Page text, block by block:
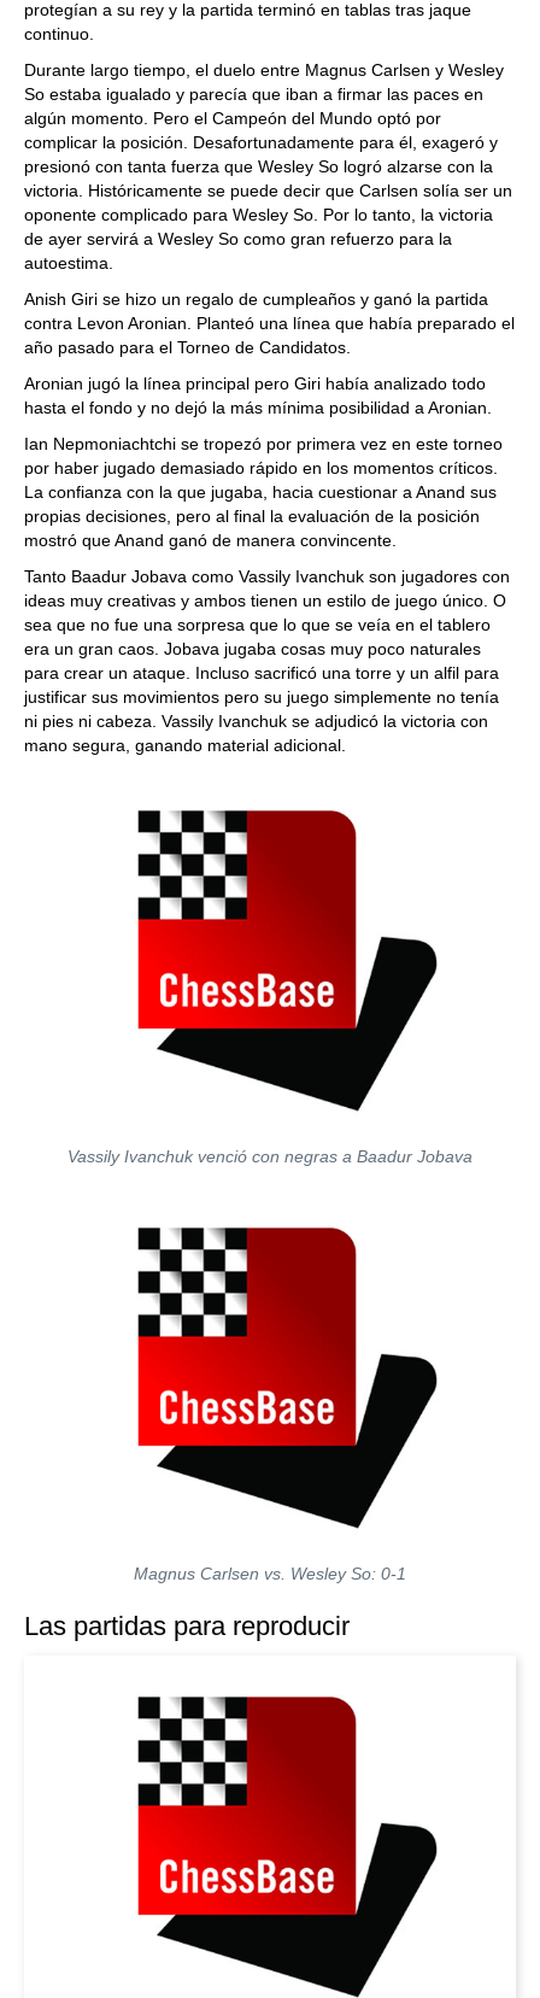
protegían a su rey y la partida terminó en tablas tras jaque
continuo.
Durante largo tiempo, el duelo entre Magnus Carlsen y Wesley
So estaba igualado y parecía que iban a firmar las paces en
algún momento. Pero el Campeón del Mundo optó por
complicar la posición. Desafortunadamente para él, exageró y
presionó con tanta fuerza que Wesley So logró alzarse con la
victoria. Históricamente se puede decir que Carlsen solía ser un
oponente complicado para Wesley So. Por lo tanto, la victoria
de ayer servirá a Wesley So como gran refuerzo para la
autoestima.
Anish Giri se hizo un regalo de cumpleaños y ganó la partida
contra Levon Aronian. Planteó una línea que había preparado el
año pasado para el Torneo de Candidatos.
Aronian jugó la línea principal pero Giri había analizado todo
hasta el fondo y no dejó la más mínima posibilidad a Aronian.
Ian Nepmoniachtchi se tropezó por primera vez en este torneo
por haber jugado demasiado rápido en los momentos críticos.
La confianza con la que jugaba, hacia cuestionar a Anand sus
propias decisiones, pero al final la evaluación de la posición
mostró que Anand ganó de manera convincente.
Tanto Baadur Jobava como Vassily Ivanchuk son jugadores con
ideas muy creativas y ambos tienen un estilo de juego único. O
sea que no fue una sorpresa que lo que se veía en el tablero
era un gran caos. Jobava jugaba cosas muy poco naturales
para crear un ataque. Incluso sacrificó una torre y un alfil para
justificar sus movimientos pero su juego simplemente no tenía
ni pies ni cabeza. Vassily Ivanchuk se adjudicó la victoria con
mano segura, ganando material adicional.
Vassily Ivanchuk venció con negras a Baadur Jobava
Magnus Carlsen vs. Wesley So: 0-1
Las partidas para reproducir